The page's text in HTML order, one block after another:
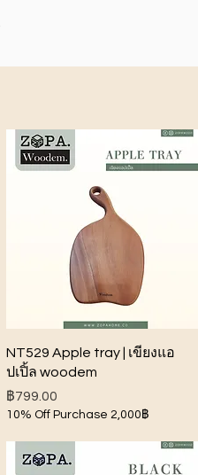
ดูข้อมูลด่วน
NT529 Apple tray | เขียงแอ
ปเปิ้ล woodem
ราคา
฿799.00
10% Off Purchase 2,000฿